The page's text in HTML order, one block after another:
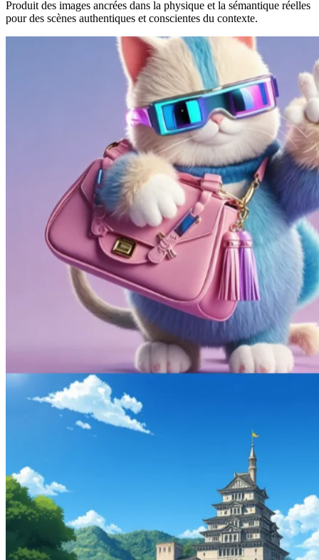
Produit des images ancrées dans la physique et la sémantique réelles
pour des scènes authentiques et conscientes du contexte.